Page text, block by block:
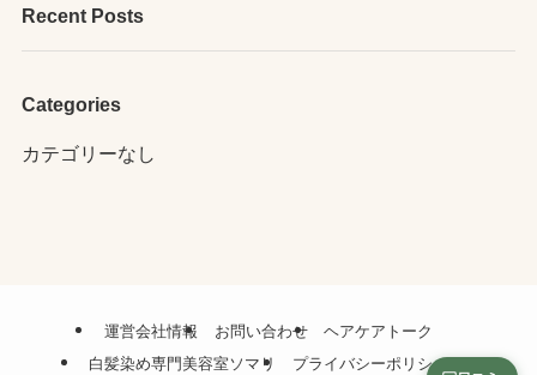
Recent Posts
Categories
カテゴリーなし
運営会社情報 お問い合わせ
ヘアケアトーク
白髪染め専門美容室ソマリ
プライバシーポリシー